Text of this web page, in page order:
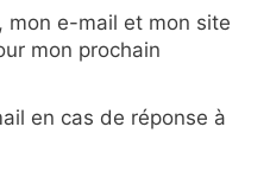
mon e-mail et mon site
mon prochain
en cas de réponse à